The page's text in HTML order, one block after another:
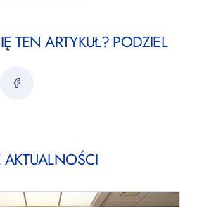
TEN ARTYKUŁ? PODZIEL
Facebook